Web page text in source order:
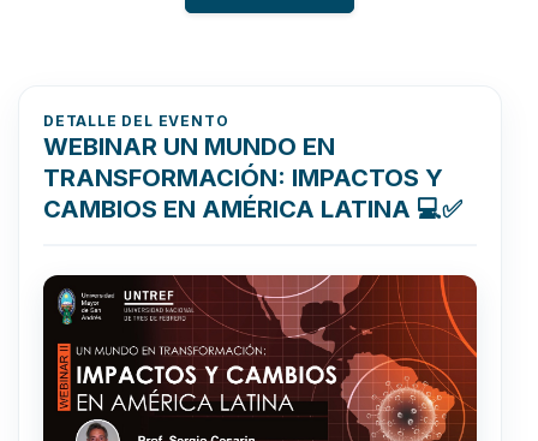
DETALLE DEL EVENTO
WEBINAR UN MUNDO EN
TRANSFORMACIÓN: IMPACTOS Y
CAMBIOS EN AMÉRICA LATINA 💻✅